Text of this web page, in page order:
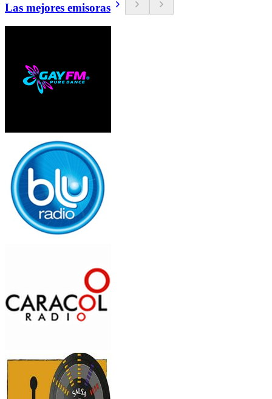
Las mejores emisoras